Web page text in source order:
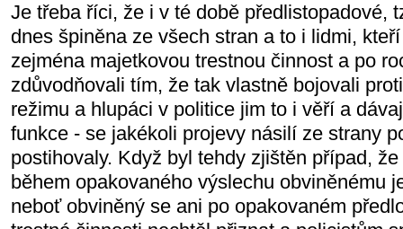
Je třeba říci, že i v té době předlistopadové,
dnes špiněna ze všech stran a to i lidmi,
zejména majetkovou trestnou činnost a po
zdůvodňovali tím, že tak vlastně bojovali
režimu a hlupáci v politice jim to i věří a
funkce - se jakékoli projevy násilí ze strany
postihovaly. Když byl tehdy zjištěn případ,
během opakovaného výslechu obviněnému
neboť obviněný se ani po opakovaném